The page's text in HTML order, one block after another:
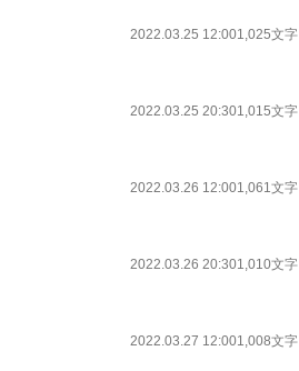
2022.03.25 12:001,025文字
2022.03.25 20:301,015文字
2022.03.26 12:001,061文字
2022.03.26 20:301,010文字
2022.03.27 12:001,008文字